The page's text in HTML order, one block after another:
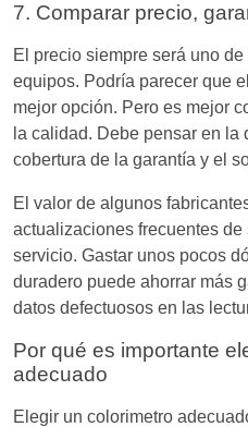
7. Comparar precio,
El precio siempre será uno
equipos. Podría parecer que
mejor opción. Pero es mejor
la calidad. Debe pensar en
cobertura de la garantía y el
El valor de algunos
actualizaciones frecuentes de
servicio. Gastar unos pocos
duradero puede ahorrar más
datos defectuosos en las
Por qué es importante
adecuado
Elegir un colorimetro